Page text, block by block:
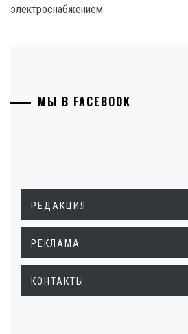
электроснабжением.
МЫ В FACEBOOK
РЕДАКЦИЯ
РЕКЛАМА
КОНТАКТЫ